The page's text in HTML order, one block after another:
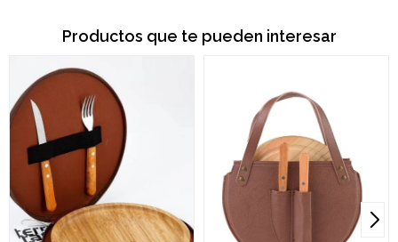
Productos que te pueden interesar